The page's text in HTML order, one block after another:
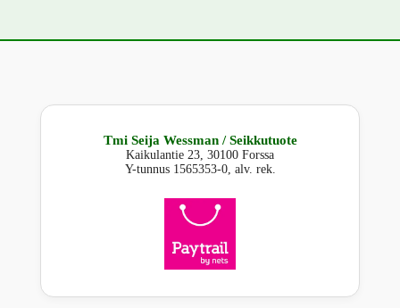
Tmi Seija Wessman / Seikkutuote
Kaikulantie 23, 30100 Forssa
Y-tunnus 1565353-0, alv. rek.